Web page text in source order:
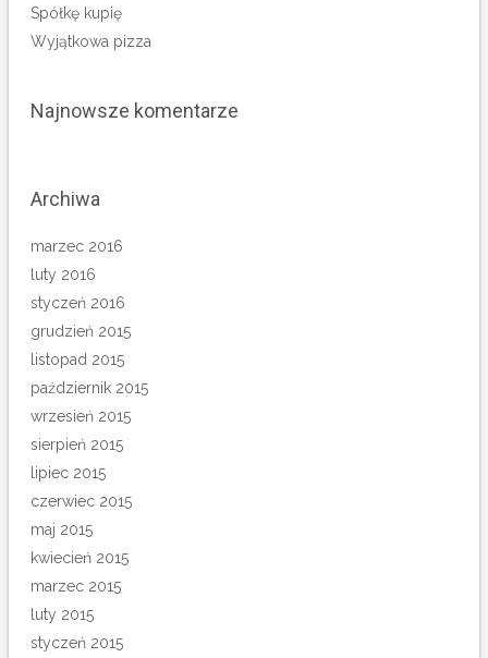
Spółkę kupię
Wyjątkowa pizza
Najnowsze komentarze
Archiwa
marzec 2016
luty 2016
styczeń 2016
grudzień 2015
listopad 2015
październik 2015
wrzesień 2015
sierpień 2015
lipiec 2015
czerwiec 2015
maj 2015
kwiecień 2015
marzec 2015
luty 2015
styczeń 2015